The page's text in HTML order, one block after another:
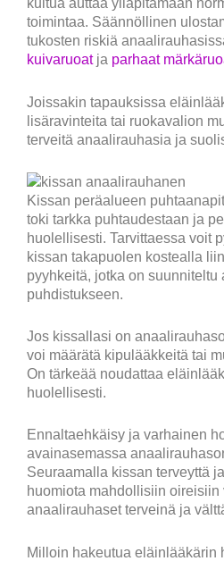
toimintaa. Säännöllinen
tukosten riskiä
kuivaruoatja parhaat
Joissakin tapauksissa
lisäravinteita tai ruokavalion
terveitä anaalirauhasia ja
Kissan peräalueen
toki tarkka puhtaudestaan ja
huolellisesti. Tarvittaessa voit
kissan takapuolen kostealla
pyyhkeitä, jotka on suunniteltu
puhdistukseen.
Jos kissallasi on
voi määrätä kipulääkkeitä tai
On tärkeää noudattaa
huolellisesti.
Ennaltaehkäisy ja varhainen
avainasemassa
Seuraamalla kissan terveyttä
huomiota mahdollisiin oireisiin
anaalirauhaset terveinä ja
Milloin hakeutua eläinlääkärin